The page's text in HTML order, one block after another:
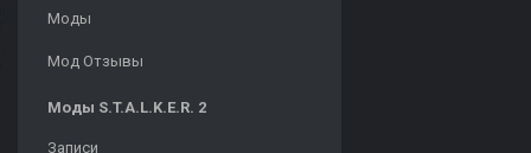
Моды
Мод Отзывы
Моды S.T.A.L.K.E.R. 2
Записи